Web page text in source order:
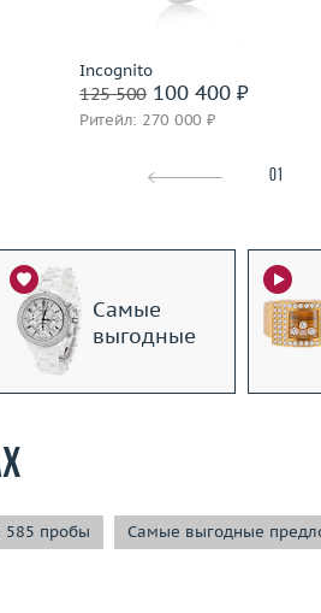
Incognito
125 500100 400 ₽
Ритейл: 270 000 ₽
01
Самые
выгодные
585 пробы Самые выгодные